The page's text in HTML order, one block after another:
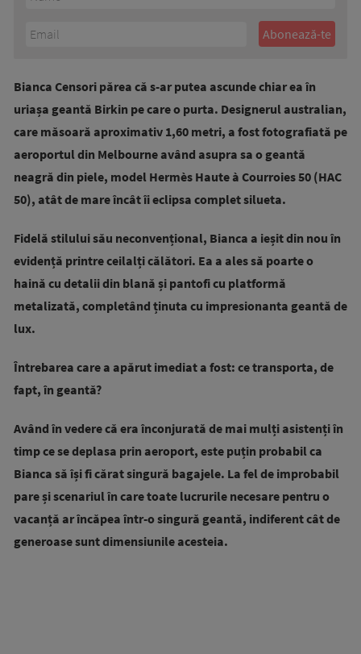
Bianca Censori părea că s-ar putea ascunde chiar ea în
uriașa geantă Birkin pe care o purta. Designerul australian,
care măsoară aproximativ 1,60 metri, a fost fotografiată pe
aeroportul din Melbourne având asupra sa o geantă
neagră din piele, model Hermès Haute à Courroies 50 (HAC
50), atât de mare încât îi eclipsa complet silueta.
Fidelă stilului său neconvențional, Bianca a ieșit din nou în
evidență printre ceilalți călători. Ea a ales să poarte o
haină cu detalii din blană și pantofi cu platformă
metalizată, completând ținuta cu impresionanta geantă de
lux.
Întrebarea care a apărut imediat a fost: ce transporta, de
fapt, în geantă?
Având în vedere că era înconjurată de mai mulți asistenți în
timp ce se deplasa prin aeroport, este puțin probabil ca
Bianca să își fi cărat singură bagajele. La fel de improbabil
pare și scenariul în care toate lucrurile necesare pentru o
vacanță ar încăpea într-o singură geantă, indiferent cât de
generoase sunt dimensiunile acesteia.